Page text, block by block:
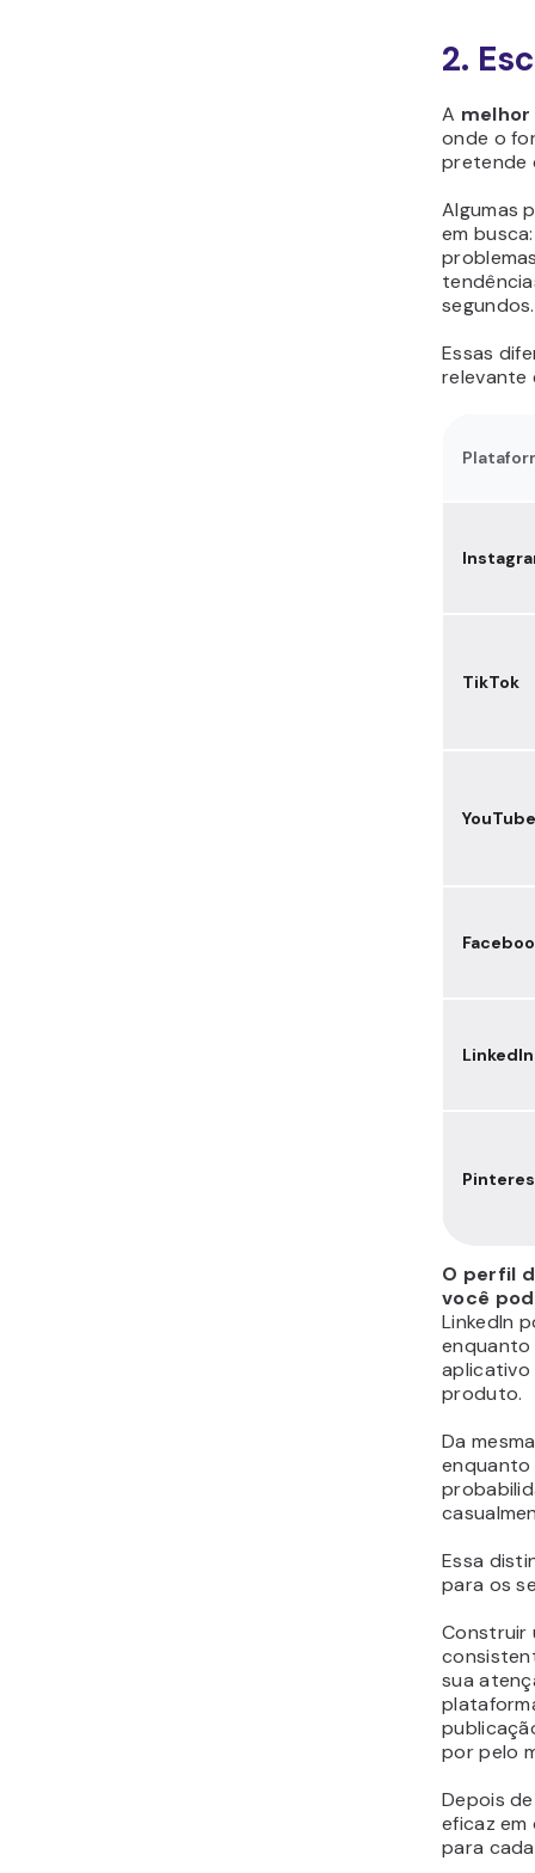
2.
A
onde o
pretende
Algumas
em
segundos.
Essas
relevante
TikTok
YouTube
LinkedIn
O perfil
você
LinkedIn
enquanto
aplicativo
produto.
Da
enquanto
Essa
para os
Construir
sua
por pelo
Depois
eficaz
para